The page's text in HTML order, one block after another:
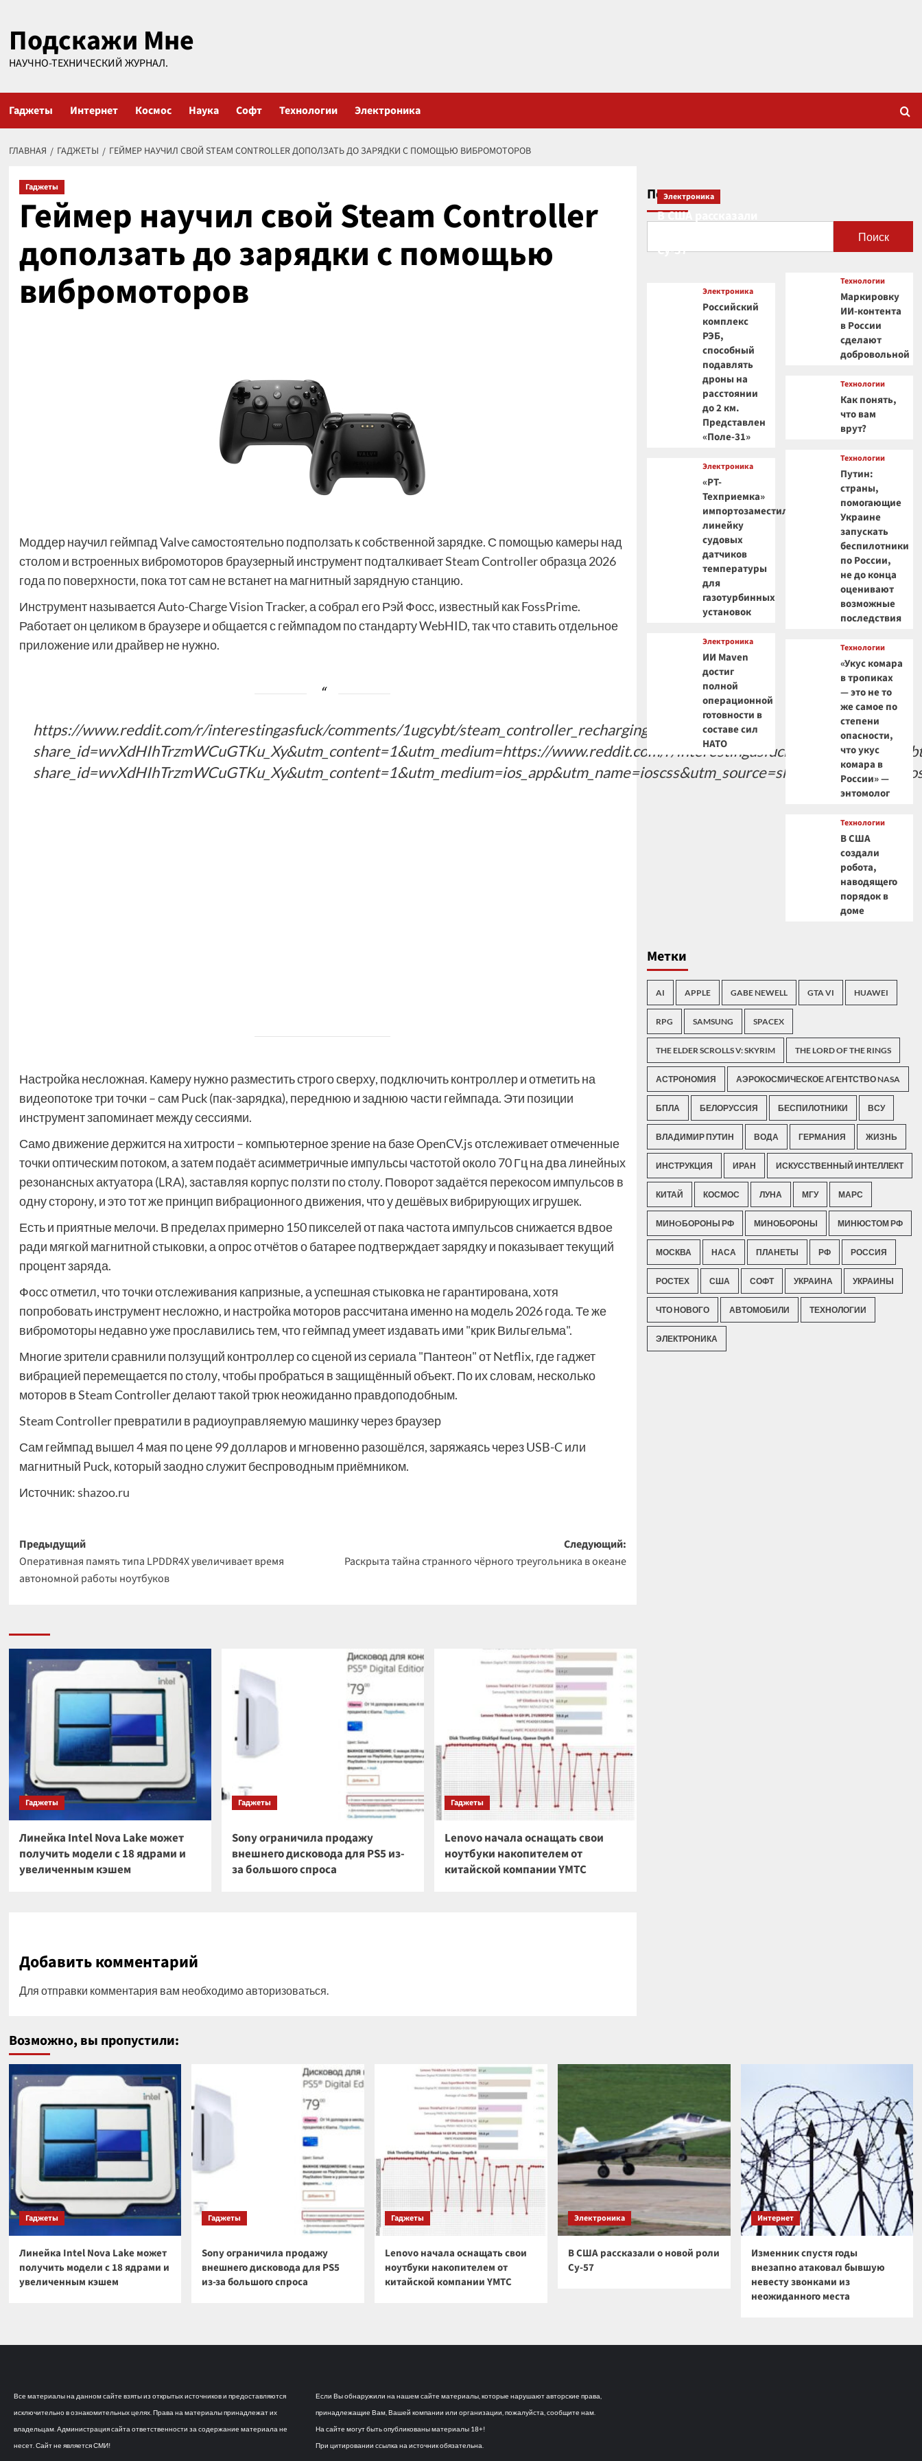
содержимому
Подскажи Мне
НАУЧНО-ТЕХНИЧЕСКИЙ ЖУРНАЛ.
Гаджеты Интернет Космос Наука Софт Технологии Электроника
ГЛАВНАЯ ГАДЖЕТЫ ГЕЙМЕР НАУЧИЛ СВОЙ STEAM CONTROLLER ДОПОЛЗАТЬ ДО ЗАРЯДКИ С ПОМОЩЬЮ ВИБРОМОТОРОВ
Гаджеты
Геймер научил свой Steam Controller
доползать до зарядки с помощью
вибромоторов
Моддер научил геймпад Valve самостоятельно подползать к собственной зарядке. С помощью камеры над
столом и встроенных вибромоторов браузерный инструмент подталкивает Steam Controller образца 2026
года по поверхности, пока тот сам не встанет на магнитный зарядную станцию.
Инструмент называется Auto-Charge Vision Tracker, а собрал его Рэй Фосс, известный как FossPrime.
Работает он целиком в браузере и общается с геймпадом по стандарту WebHID, так что ставить отдельное
приложение или драйвер не нужно.
https://www.reddit.com/r/interestingasfuck/comments/1ugcybt/steam_controller_recharging_itself/?
share_id=wvXdHIhTrzmWCuGTKu_Xy&utm_content=1&utm_medium=https://www.reddit.com/r/interestingasfuck/comments/
Настройка несложная. Камеру нужно разместить строго сверху, подключить контроллер и отметить на
видеопотоке три точки – сам Puck (пак-зарядка), переднюю и заднюю части геймпада. Эти позиции
инструмент запоминает между сессиями.
Само движение держится на хитрости – компьютерное зрение на базе OpenCV.js отслеживает отмеченные
точки оптическим потоком, а затем подаёт асимметричные импульсы частотой около 70 Гц на два линейных
резонансных актуатора (LRA), заставляя корпус ползти по столу. Поворот задаётся перекосом импульсов в
одну сторону, и это тот же принцип вибрационного движения, что у дешёвых вибрирующих игрушек.
Есть и приятные мелочи. В пределах примерно 150 пикселей от пака частота импульсов снижается вдвое
ради мягкой магнитной стыковки, а опрос отчётов о батарее подтверждает зарядку и показывает текущий
процент заряда.
Фосс отметил, что точки отслеживания капризные, а успешная стыковка не гарантирована, хотя
попробовать инструмент несложно, и настройка моторов рассчитана именно на модель 2026 года. Те же
вибромоторы недавно уже прославились тем, что геймпад умеет издавать ими "крик Вильгельма".
Многие зрители сравнили ползущий контроллер со сценой из сериала "Пантеон" от Netflix, где гаджет
вибрацией перемещается по столу, чтобы пробраться в защищённый объект. По их словам, несколько
моторов в Steam Controller делают такой трюк неожиданно правдоподобным.
Steam Controller превратили в радиоуправляемую машинку через браузер
Сам геймпад вышел 4 мая по цене 99 долларов и мгновенно разошёлся, заряжаясь через USB-C или
магнитный Puck, который заодно служит беспроводным приёмником.
Источник:shazoo.ru
Навигация
записи
Предыдущий
Оперативная память типа LPDDR4X увеличивает время
автономной работы ноутбуков
Следующий:
Раскрыта тайна странного чёрного треугольника в океане
Гаджеты
Линейка Intel Nova Lake может
получить модели с 18 ядрами и
увеличенным кэшем
Гаджеты
Sony ограничила продажу
внешнего дисковода для PS5 из-
за большого спроса
Гаджеты
Lenovo начала оснащать свои
ноутбуки накопителем от
китайской компании YMTC
Добавить комментарий
Для отправки комментария вам необходимоавторизоваться
Поиск
Поиск
Электроника
В США рассказали
Су-57
Электроника
Российский
комплекс
РЭБ,
способный
подавлять
дроны на
расстоянии
до 2 км.
Представлен
«Поле-31»
Электроника
«РТ-
Техприемка»
импортозаместила
линейку
судовых
датчиков
температуры
для
газотурбинных
установок
Электроника
ИИ Maven
достиг
полной
операционной
готовности в
составе сил
НАТО
Технологии
Маркировку
ИИ-контента
в России
сделают
добровольной
Технологии
Как понять,
что вам
врут?
Технологии
Путин:
страны,
помогающие
Украине
запускать
беспилотники
по России,
не до конца
оценивают
возможные
последствия
Технологии
«Укус комара
в тропиках
— это не то
же самое по
степени
опасности,
что укус
комара в
России» —
энтомолог
Технологии
В США
создали
робота,
наводящего
порядок в
доме
Метки
AI APPLE GABE NEWELL GTA VI HUAWEI
RPG SAMSUNG SPACEX
THE ELDER SCROLLS V: SKYRIM THE LORD OF THE RINGS
АСТРОНОМИЯ АЭРОКОСМИЧЕСКОЕ АГЕНТСТВО NASA
БПЛА БЕЛОРУССИЯ БЕСПИЛОТНИКИ ВСУ
ВЛАДИМИР ПУТИН ВОДА ГЕРМАНИЯ ЖИЗНЬ
ИНСТРУКЦИЯ ИРАН ИСКУССТВЕННЫЙ ИНТЕЛЛЕКТ
КИТАЙ КОСМОС ЛУНА МГУ МАРС
МИНOБОРОНЫ РФ МИНОБОРОНЫ МИНЮСТОМ РФ
МОСКВА НАСА ПЛАНЕТЫ РФ РОССИЯ
РОСТЕХ США СОФТ УКРАИНА УКРАИНЫ
ЧТО НОВОГО АВТОМОБИЛИ ТЕХНОЛОГИИ
ЭЛЕКТРОНИКА
Возможно, вы пропустили:
Гаджеты
Линейка Intel Nova Lake может
получить модели с 18 ядрами и
увеличенным кэшем
Гаджеты
Sony ограничила продажу
внешнего дисковода для PS5
из-за большого спроса
Гаджеты
Lenovo начала оснащать свои
ноутбуки накопителем от
китайской компании YMTC
Электроника
В США рассказали о новой роли
Су-57
Интернет
Изменник спустя годы
внезапно атаковал бывшую
невесту звонками из
неожиданного места
Все материалы на данном сайте взяты из открытых источников и предоставляются
исключительно в ознакомительных целях. Права на материалы принадлежат их
владельцам. Администрация сайта ответственности за содержание материала не
несет. Сайт не является СМИ!
Если Вы обнаружили на нашем сайте материалы, которые нарушают авторские права,
принадлежащие Вам, Вашей компании или организации, пожалуйста, сообщите нам.
На сайте могут быть опубликованы материалы 18+!
При цитировании ссылка на источник обязательна.